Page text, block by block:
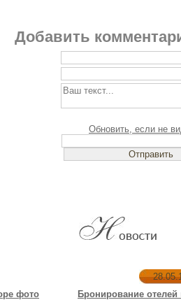
Добавить
Обновить, если не
фото
Бронирование